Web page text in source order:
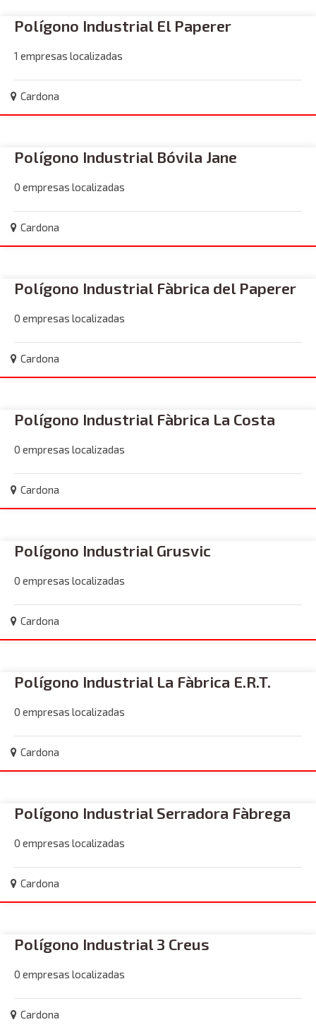
Polígono Industrial El Paperer
1 empresas localizadas
Cardona
Polígono Industrial Bóvila Jane
0 empresas localizadas
Cardona
Polígono Industrial Fàbrica del Paperer
0 empresas localizadas
Cardona
Polígono Industrial Fàbrica La Costa
0 empresas localizadas
Cardona
Polígono Industrial Grusvic
0 empresas localizadas
Cardona
Polígono Industrial La Fàbrica E.R.T.
0 empresas localizadas
Cardona
Polígono Industrial Serradora Fàbrega
0 empresas localizadas
Cardona
Polígono Industrial 3 Creus
0 empresas localizadas
Cardona